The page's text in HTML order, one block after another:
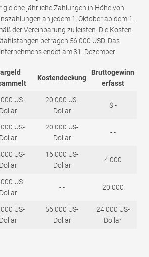
gleiche jährliche Zahlungen in Höhe von
an jedem 1. Oktober ab dem 1.
der Vereinbarung zu leisten. Die Kosten
betragen 56.000 USD. Das
endet am 31. Dezember.
Kostendeckung
Bruttogewinn
erfasst
US-
Dollar
20.000 US-
Dollar
$ -
US-
Dollar
20.000 US-
Dollar
- -
US-
Dollar
16.000 US-
Dollar
4.000
US-
Dollar
- - 20.000
US-
Dollar
56.000 US-
Dollar
24.000 US-
Dollar